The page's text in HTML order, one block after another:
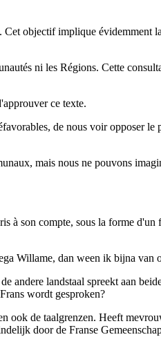
objectif implique évidemment
ni les Régions. Cette
ce texte.
de nous voir opposer le
mais nous ne pouvons
à son compte, sous la forme d'un
Willame, dan ween ik bijna van
andere landstaal spreekt aan
wordt gesproken?
ook de taalgrenzen. Heeft
door de Franse